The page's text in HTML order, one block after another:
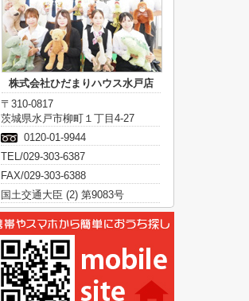
株式会社ひだまりハウス水戸店
〒310-0817
茨城県水戸市柳町１丁目4-27
0120-01-9944
TEL/029-303-6387
FAX/029-303-6388
国土交通大臣 (2) 第9083号